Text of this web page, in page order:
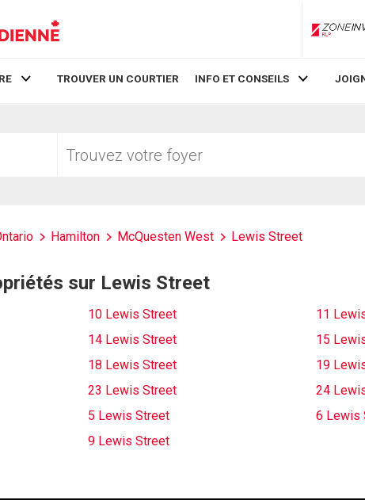
TROUVER UN COURTIER INFO ET CONSEILS
votre
Hamilton McQuesten West Lewis Street
sur Lewis Street
10 Lewis Street 11
14 Lewis Street 15
18 Lewis Street 19
23 Lewis Street 24
5 Lewis Street 6 Lewis
9 Lewis Street